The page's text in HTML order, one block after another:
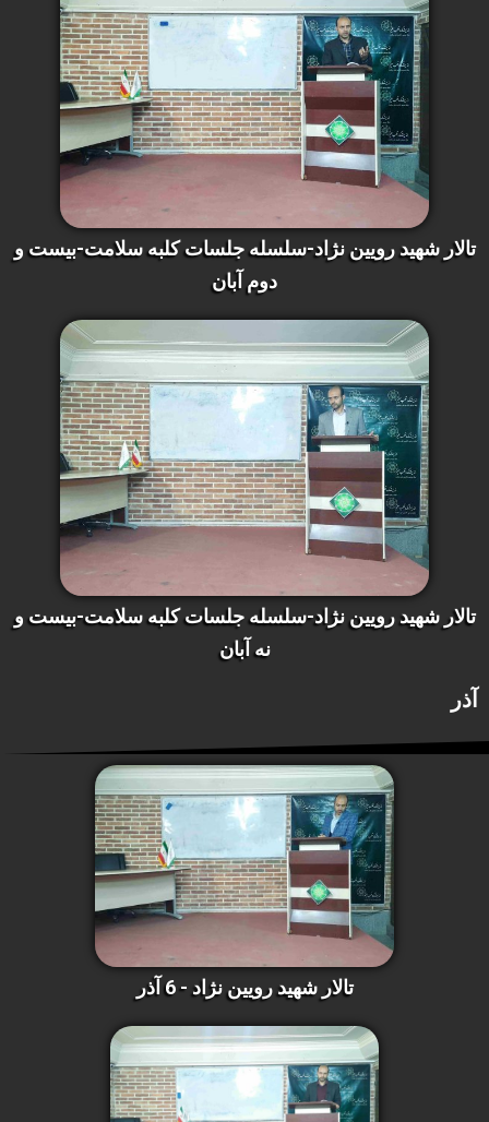
تالار شهید رویین نژاد-سلسله جلسات کلبه سلامت-بیست و
دوم آبان
تالار شهید رویین نژاد-سلسله جلسات کلبه سلامت-بیست و
نه آبان
آذر
تالار شهید رویین نژاد - 6 آذر